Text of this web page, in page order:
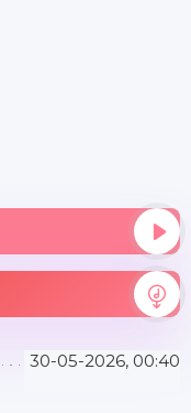
30-05-2026, 00:40